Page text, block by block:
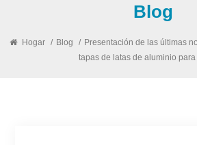
Blog
Hogar / Blog / Presentación de las últimas
tapas de latas de aluminio